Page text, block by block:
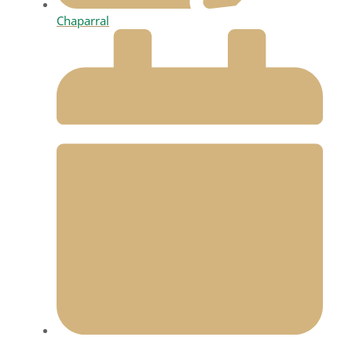
Chaparral